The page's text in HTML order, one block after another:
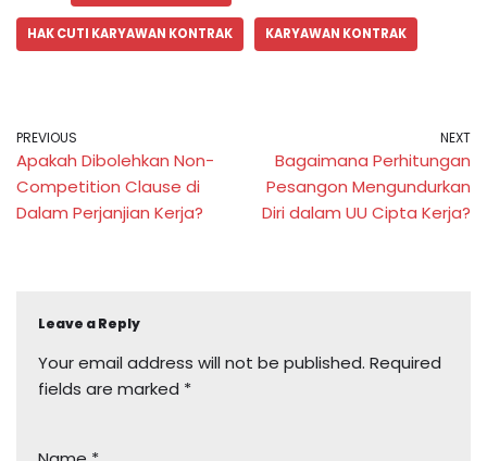
HAK CUTI KARYAWAN KONTRAK KARYAWAN KONTRAK
PREVIOUS
Apakah Dibolehkan Non-
Competition Clause di
Dalam Perjanjian Kerja?
NEXT
Bagaimana Perhitungan
Pesangon Mengundurkan
Diri dalam UU Cipta Kerja?
Leave a Reply
Your email address will not be published. Required
fields are marked *